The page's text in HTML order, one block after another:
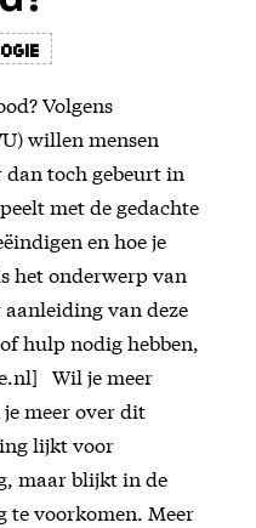
Volgens
willen mensen
toch gebeurt in
met de gedachte
en hoe je
het onderwerp van
van deze
hulp nodig hebben,
Wil je meer
meer over dit
lijkt voor
maar blijkt in de
voorkomen. Meer